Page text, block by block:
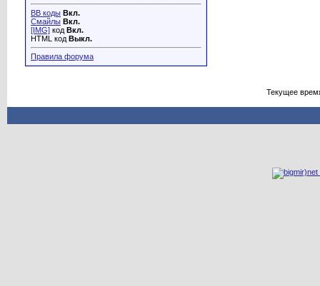
BB коды Вкл.
Смайлы Вкл.
[IMG] код Вкл.
HTML код Выкл.
Правила форума
Текущее